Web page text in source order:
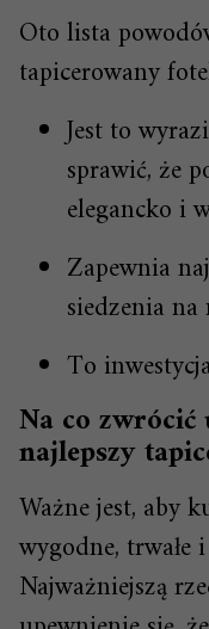
Oto lista
tapicerowany
Jest to
sprawić, że
elegancko i
Zapewnia
siedzenia na
To
Na co
najlepszy
Ważne jest, aby
wygodne,
Najważniejszą